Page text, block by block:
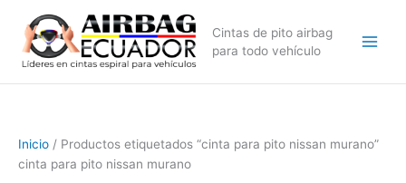
contenido
Cintas de pito airbag
para todo vehículo
Inicio / Productos etiquetados “cinta para pito nissan murano”
cinta para pito nissan murano